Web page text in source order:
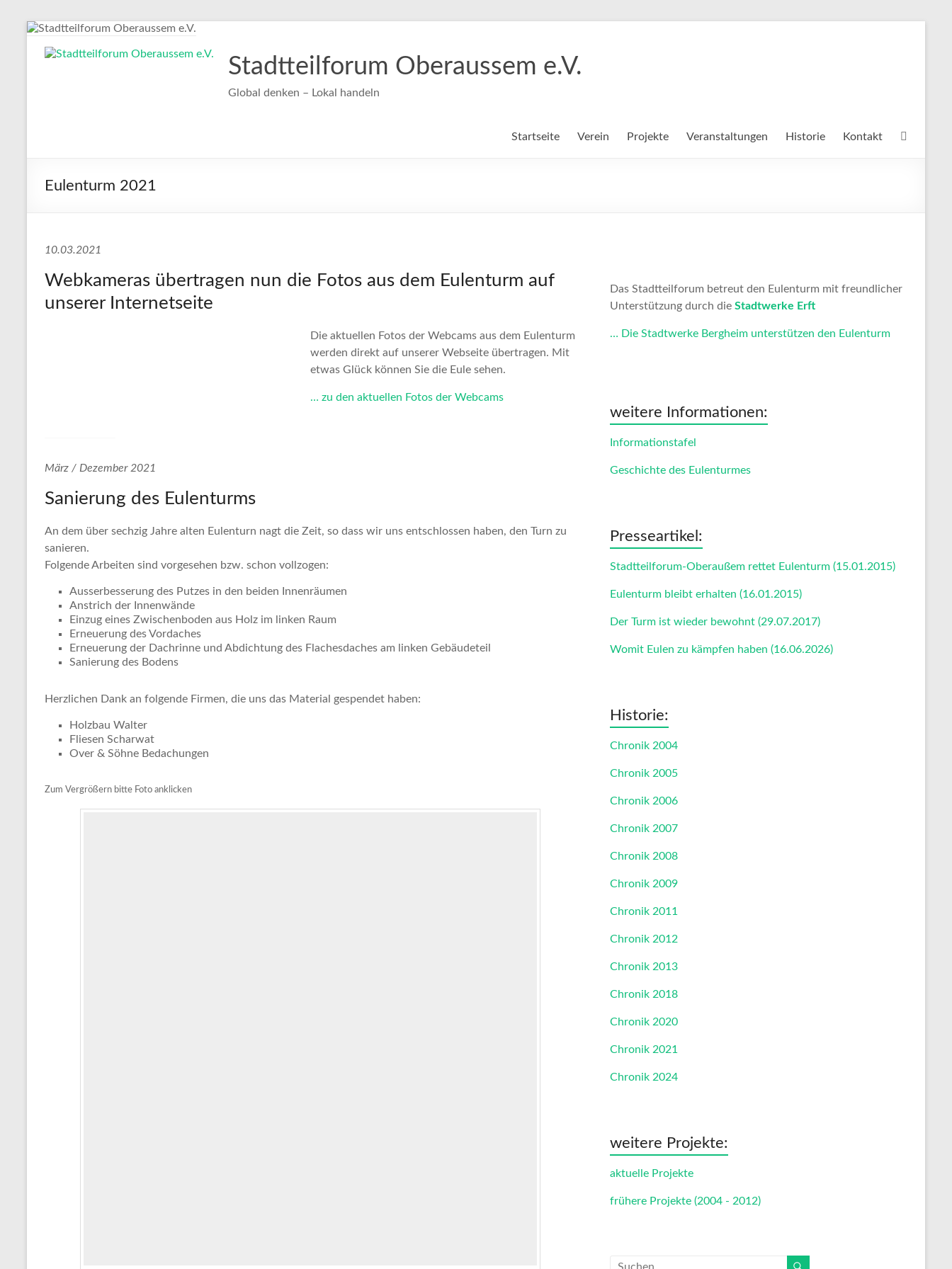
Zum
springen
Stadtteilforum Oberaussem e.V.
Global denken – Lokal handeln
Startseite Verein Projekte Veranstaltungen Historie Kontakt
Eulenturm 2021
10.03.2021
Webkameras übertragen nun die Fotos aus dem Eulenturm auf
unserer Internetseite
Die aktuellen Fotos der Webcams aus dem Eulenturm
werden direkt auf unserer Webseite übertragen. Mit
etwas Glück können Sie die Eule sehen.
… zu den aktuellen Fotos der Webcams
März / Dezember 2021
Sanierung des Eulenturms
An dem über sechzig Jahre alten Eulenturn nagt die Zeit, so dass wir uns entschlossen haben, den Turn zu
sanieren.
Folgende Arbeiten sind vorgesehen bzw. schon vollzogen:
Ausserbesserung des Putzes in den beiden Innenräumen
Anstrich der Innenwände
Einzug eines Zwischenboden aus Holz im linken Raum
Erneuerung des Vordaches
Erneuerung der Dachrinne und Abdichtung des Flachesdaches am linken Gebäudeteil
Sanierung des Bodens
Herzlichen Dank an folgende Firmen, die uns das Material gespendet haben:
Holzbau Walter
Fliesen Scharwat
Over & Söhne Bedachungen
Zum Vergrößern bitte Foto anklicken
Das Stadtteilforum betreut den Eulenturm mit freundlicher
Unterstützung durch die Stadtwerke Erft
… Die Stadtwerke Bergheim unterstützen den Eulenturm
weitere Informationen:
Informationstafel
Geschichte des Eulenturmes
Presseartikel:
Stadtteilforum-Oberaußem rettet Eulenturm (15.01.2015)
Eulenturm bleibt erhalten (16.01.2015)
Der Turm ist wieder bewohnt (29.07.2017)
Womit Eulen zu kämpfen haben (16.06.2026)
Historie:
Chronik 2004
Chronik 2005
Chronik 2006
Chronik 2007
Chronik 2008
Chronik 2009
Chronik 2011
Chronik 2012
Chronik 2013
Chronik 2018
Chronik 2020
Chronik 2021
Chronik 2024
weitere Projekte:
aktuelle Projekte
frühere Projekte (2004 - 2012)